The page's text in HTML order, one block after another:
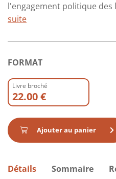
l'engagement politique des
suite
FORMAT
Livre broché
22.00 €
Ajouter au panier
Détails Sommaire